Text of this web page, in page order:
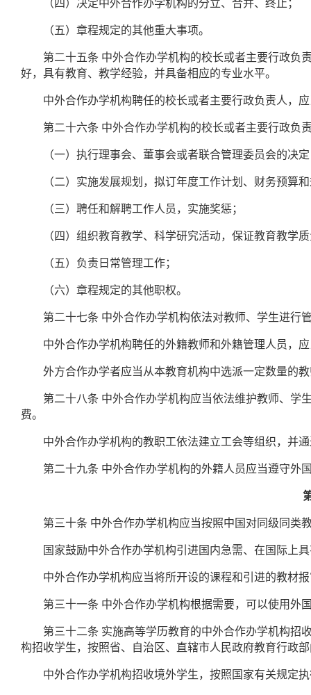
（四）决定中外合作办学机构的分立、合并、终止；
（五）章程规定的其他重大事项。
第二十五条 中外合作办学机构的校长或者主要行政负
好，具有教育、教学经验，并具备相应的专业水平。
中外合作办学机构聘任的校长或者主要行政负责人，应
第二十六条 中外合作办学机构的校长或者主要行政负
（一）执行理事会、董事会或者联合管理委员会的决定
（二）实施发展规划，拟订年度工作计划、财务预算和
（三）聘任和解聘工作人员，实施奖惩；
（四）组织教育教学、科学研究活动，保证教育教学质
（五）负责日常管理工作；
（六）章程规定的其他职权。
第二十七条 中外合作办学机构依法对教师、学生进行
中外合作办学机构聘任的外籍教师和外籍管理人员，应
外方合作办学者应当从本教育机构中选派一定数量的教
第二十八条 中外合作办学机构应当依法维护教师、学
费。
中外合作办学机构的教职工依法建立工会等组织，并通
第二十九条 中外合作办学机构的外籍人员应当遵守外
第三十条 中外合作办学机构应当按照中国对同级同类
国家鼓励中外合作办学机构引进国内急需、在国际上具
中外合作办学机构应当将所开设的课程和引进的教材报
第三十一条 中外合作办学机构根据需要，可以使用外
第三十二条 实施高等学历教育的中外合作办学机构招
构招收学生，按照省、自治区、直辖市人民政府教育行政
中外合作办学机构招收境外学生，按照国家有关规定执